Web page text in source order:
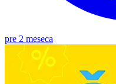
pre 2 meseca